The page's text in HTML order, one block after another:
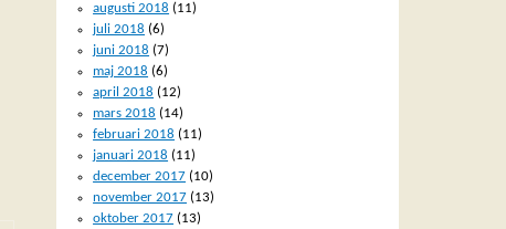
augusti 2018 (11)
juli 2018 (6)
juni 2018 (7)
maj 2018 (6)
april 2018 (12)
mars 2018 (14)
februari 2018 (11)
januari 2018 (11)
december 2017 (10)
november 2017 (13)
oktober 2017 (13)